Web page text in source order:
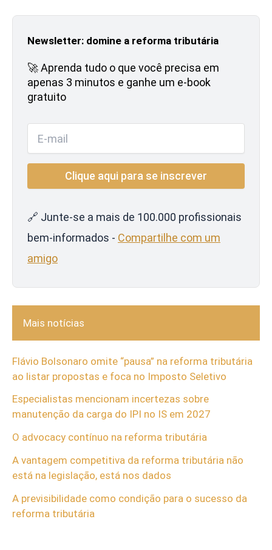
Newsletter: domine a reforma tributária
🚀 Aprenda tudo o que você precisa em
apenas 3 minutos e ganhe um e-book
gratuito
🔗 Junte-se a mais de 100.000 profissionais
bem-informados - Compartilhe com um
amigo
Mais notícias
Flávio Bolsonaro omite “pausa” na reforma tributária
ao listar propostas e foca no Imposto Seletivo
Especialistas mencionam incertezas sobre
manutenção da carga do IPI no IS em 2027
O advocacy contínuo na reforma tributária
A vantagem competitiva da reforma tributária não
está na legislação, está nos dados
A previsibilidade como condição para o sucesso da
reforma tributária